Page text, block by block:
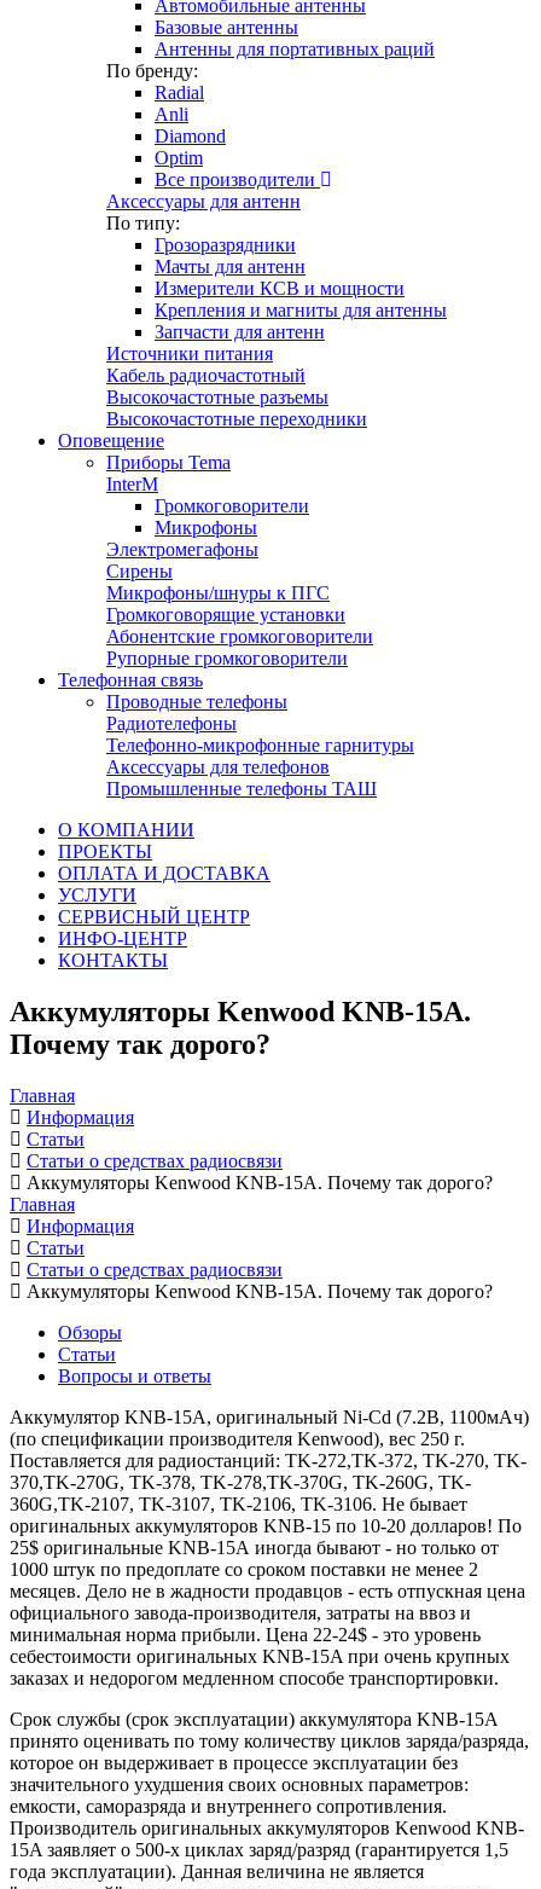
Автомобильные антенны
Базовые антенны
Антенны для портативных раций
По бренду:
Radial
Anli
Diamond
Optim
Все производители
Аксессуары для антенн
По типу:
Грозоразрядники
Мачты для антенн
Измерители КСВ и мощности
Крепления и магниты для антенны
Запчасти для антенн
Источники питания
Кабель радиочастотный
Высокочастотные разъемы
Высокочастотные переходники
Оповещение
Приборы Tema
InterM
Громкоговорители
Микрофоны
Электромегафоны
Сирены
Микрофоны/шнуры к ПГС
Громкоговорящие установки
Абонентские громкоговорители
Рупорные громкоговорители
Телефонная связь
Проводные телефоны
Радиотелефоны
Телефонно-микрофонные гарнитуры
Аксессуары для телефонов
Промышленные телефоны ТАШ
О КОМПАНИИ
ПРОЕКТЫ
ОПЛАТА И ДОСТАВКА
УСЛУГИ
СЕРВИСНЫЙ ЦЕНТР
ИНФО-ЦЕНТР
КОНТАКТЫ
Аккумуляторы Kenwood KNB-15A.
Почему так дорого?
Главная
Информация
Статьи
Статьи о средствах радиосвязи
Аккумуляторы Kenwood KNB-15A. Почему так дорого?
Главная
Информация
Статьи
Статьи о средствах радиосвязи
Аккумуляторы Kenwood KNB-15A. Почему так дорого?
Обзоры
Статьи
Вопросы и ответы
Аккумулятор KNB-15A, оригинальный Ni-Cd (7.2В, 1100мАч)
(по спецификации производителя Kenwood), вес 250 г.
Поставляется для радиостанций: TK-272,TK-372, TK-270, TK-
370,TK-270G, TK-378, TK-278,TK-370G, TK-260G, TK-
360G,TK-2107, TK-3107, TK-2106, TK-3106. Не бывает
оригинальных аккумуляторов KNB-15 по 10-20 долларов! По
25$ оригинальные KNB-15А иногда бывают - но только от
1000 штук по предоплате со сроком поставки не менее 2
месяцев. Дело не в жадности продавцов - есть отпускная цена
официального завода-производителя, затраты на ввоз и
минимальная норма прибыли. Цена 22-24$ - это уровень
себестоимости оригинальных KNB-15A при очень крупных
заказах и недорогом медленном способе транспортировки.
Срок службы (срок эксплуатации) аккумулятора KNB-15A
принято оценивать по тому количеству циклов заряда/разряда,
которое он выдерживает в процессе эксплуатации без
значительного ухудшения своих основных параметров:
емкости, саморазряда и внутреннего сопротивления.
Производитель оригинальных аккумуляторов Kenwood KNB-
15A заявляет о 500-х циклах заряд/разряд (гарантируется 1,5
года эксплуатации). Данная величина не является